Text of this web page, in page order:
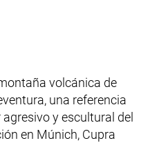
volcánica de
una referencia
y escultural del
en Múnich, Cupra